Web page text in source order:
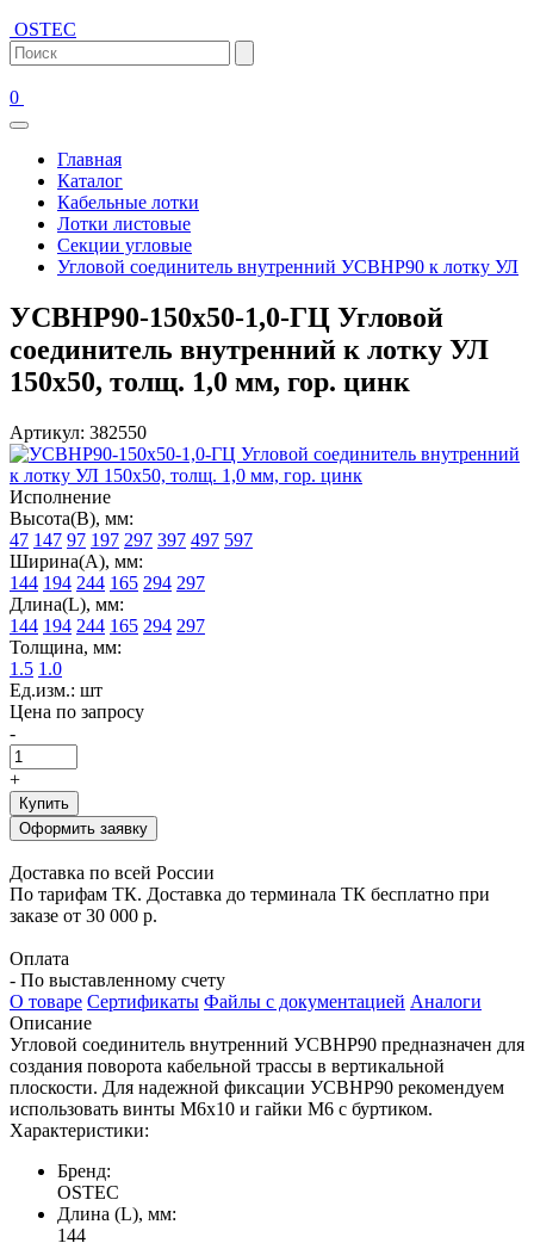
OSTEC
0
Главная
Каталог
Кабельные лотки
Лотки листовые
Секции угловые
Угловой соединитель внутренний УСВНР90 к лотку УЛ
УСВНР90-150х50-1,0-ГЦ Угловой
соединитель внутренний к лотку УЛ
150х50, толщ. 1,0 мм, гор. цинк
Артикул: 382550
Исполнение
Высота(В), мм:
47 147 97 197 297 397 497 597
Ширина(А), мм:
144 194 244 165 294 297
Длина(L), мм:
144 194 244 165 294 297
Толщина, мм:
1.5 1.0
Ед.изм.: шт
Цена по запросу
-
+
Купить
Оформить заявку
Доставка по всей России
По тарифам ТК. Доставка до терминала ТК бесплатно при
заказе от 30 000 р.
Оплата
- По выставленному счету
О товаре Сертификаты Файлы с документацией Аналоги
Описание
Угловой соединитель внутренний УСВНР90 предназначен для
создания поворота кабельной трассы в вертикальной
плоскости. Для надежной фиксации УСВНР90 рекомендуем
использовать винты М6х10 и гайки М6 с буртиком.
Характеристики:
Бренд:
OSTEC
Длина (L), мм:
144